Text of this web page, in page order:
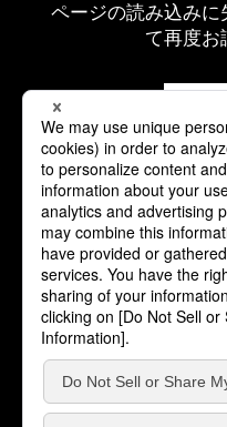
ページの読み込み
て再度お